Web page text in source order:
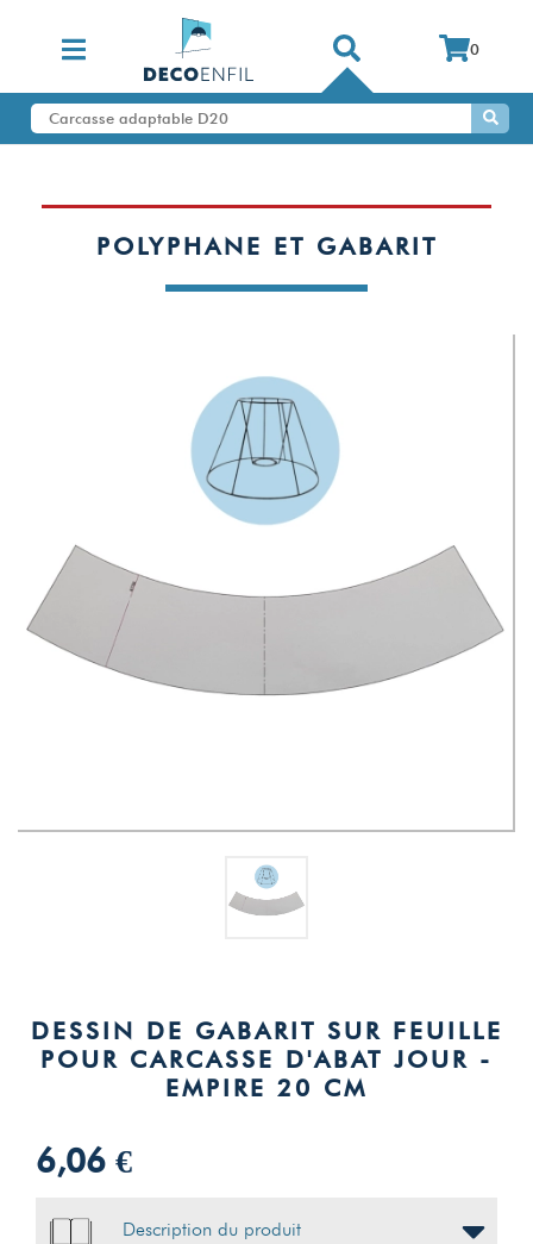
0
POLYPHANE ET GABARIT
DESSIN DE GABARIT SUR FEUILLE
POUR CARCASSE D'ABAT JOUR -
EMPIRE 20 CM
6,06 €
Description du produit